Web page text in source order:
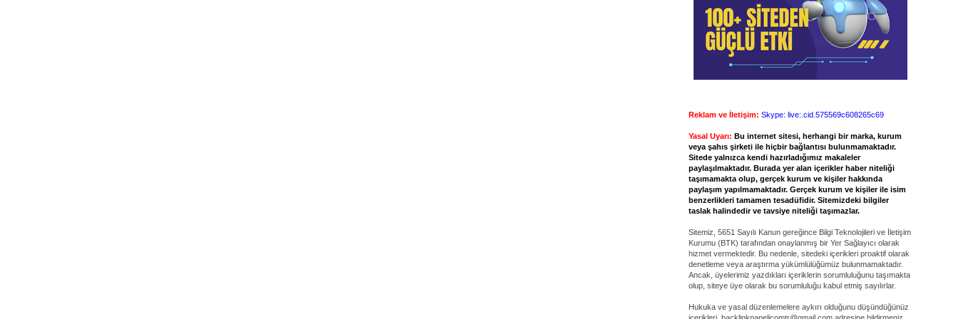
Reklam ve İletişim: Skype: live:.cid.575569c608265c69
Yasal Uyarı: Bu internet sitesi, herhangi bir marka, kurum
veya şahıs şirketi ile hiçbir bağlantısı bulunmamaktadır.
Sitede yalnızca kendi hazırladığımız makaleler
paylaşılmaktadır. Burada yer alan içerikler haber niteliği
taşımamakta olup, gerçek kurum ve kişiler hakkında
paylaşım yapılmamaktadır. Gerçek kurum ve kişiler ile isim
benzerlikleri tamamen tesadüfidir. Sitemizdeki bilgiler
taslak halindedir ve tavsiye niteliği taşımazlar.
Sitemiz, 5651 Sayılı Kanun gereğince Bilgi Teknolojileri ve İletişim
Kurumu (BTK) tarafından onaylanmış bir Yer Sağlayıcı olarak
hizmet vermektedir. Bu nedenle, sitedeki içerikleri proaktif olarak
denetleme veya araştırma yükümlülüğümüz bulunmamaktadır.
Ancak, üyelerimiz yazdıkları içeriklerin sorumluluğunu taşımakta
olup, siteye üye olarak bu sorumluluğu kabul etmiş sayılırlar.
Hukuka ve yasal düzenlemelere aykırı olduğunu düşündüğünüz
içerikleri, backlinkpanelicomtr@gmail.comadresine bildirmeniz